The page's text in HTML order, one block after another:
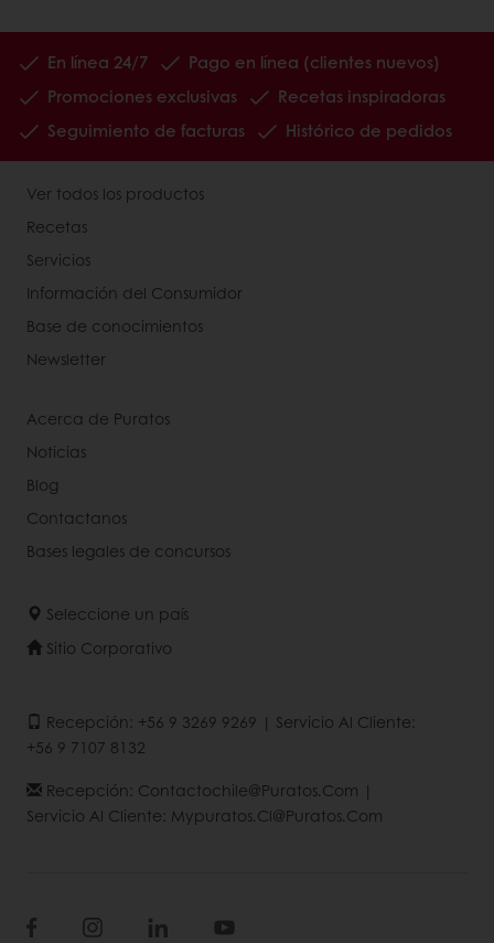
En línea 24/7
Pago en línea (clientes nuevos)
Promociones exclusivas
Recetas inspiradoras
Seguimiento de facturas
Histórico de pedidos
Ver todos los productos
Recetas
Servicios
Información del Consumidor
Base de conocimientos
Newsletter
Acerca de Puratos
Noticias
Blog
Contactanos
Bases legales de concursos
Seleccione un país
Sitio Corporativo
Recepción: +56 9 3269 9269 | Servicio Al Cliente:
+56 9 7107 8132
Recepción: Contactochile@puratos.com |
Servicio Al Cliente: Mypuratos.cl@puratos.com